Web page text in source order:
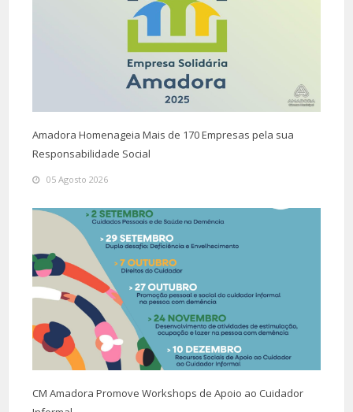
Amadora Homenageia Mais de 170 Empresas pela sua
Responsabilidade Social
05 Agosto 2026
CM Amadora Promove Workshops de Apoio ao Cuidador